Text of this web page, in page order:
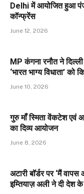
Delhi में आयोजित हुआ
कॉन्फ्रेंस
June 12, 2026
MP कंगना रनौत ने
‘भारत भाग्य विधाता’ को
June 10, 2026
गुरु माँ स्मिता वेंकटेश एवं
का दिव्य आयोजन
June 8, 2026
अटारी बॉर्डर पर ‘मैं
इम्तियाज़ अली ने दी देश के